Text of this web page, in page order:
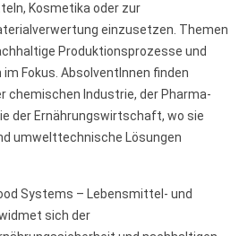
Kosmetika oder zur
einzusetzen. Themen
Produktionsprozesse und
Fokus. AbsolventInnen finden
chemischen Industrie, der Pharma-
der Ernährungswirtschaft, wo sie
umwelttechnische Lösungen
Systems – Lebensmittel- und
sich der